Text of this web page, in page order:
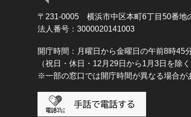
〒231-0005 横浜市中区本町6丁目50番地
法人番号：3000020141003
開庁時間：月曜日から金曜日の午前8時45
（祝日・休日・12月29日から1月3日を除く
※一部の窓口では開庁時間が異なる場合が